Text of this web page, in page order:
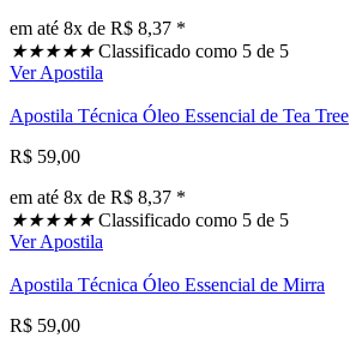
em até 8x de R$ 8,37 *
★★★★★ Classificado como 5 de 5
Ver Apostila
Apostila Técnica Óleo Essencial de Tea Tree
R$ 59,00
em até 8x de R$ 8,37 *
★★★★★ Classificado como 5 de 5
Ver Apostila
Apostila Técnica Óleo Essencial de Mirra
R$ 59,00